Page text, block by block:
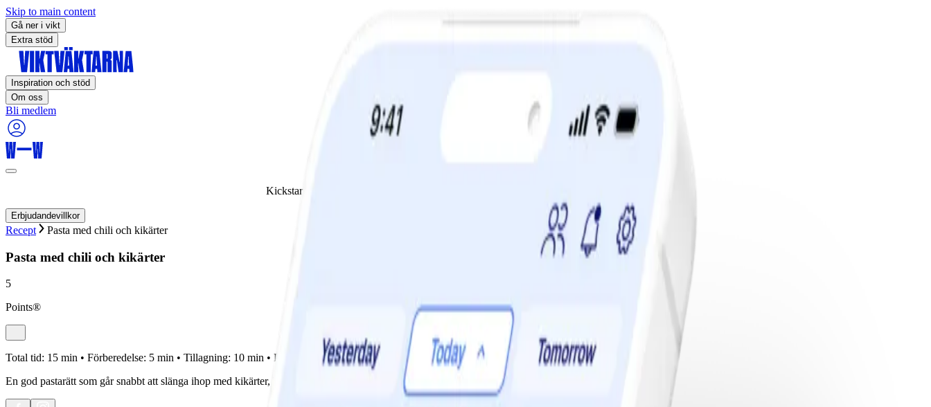
Skip to main content
Gå ner i vikt
Extra stöd
Inspiration och stöd
Om oss
Bli medlem
Kickstarta din viktminskningsresa nu! Spara 50% när du tecknar 12 månaders medlemskap.
Erbjudandevillkor
Recept Pasta med chili och kikärter
Pasta med chili och kikärter
5
Points®
Total tid: 15 min • Förberedelse: 5 min • Tillagning: 10 min • Portioner: 4 •Svårighetsgrad:
Lätt
En god pastarätt som går snabbt att slänga ihop med kikärter, broccoli, chili och ruccola.